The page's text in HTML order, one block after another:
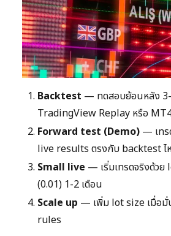
Backtest — ทดสอบย้อนหลัง
TradingView Replay หรือ
Forward test (Demo) — เทร
live results ตรงกับ backtest ไ
Small live — เริ่มเทรดจริงด้วย
(0.01) 1-2 เดือน
Scale up — เพิ่ม lot size เมื่อมั่
rules